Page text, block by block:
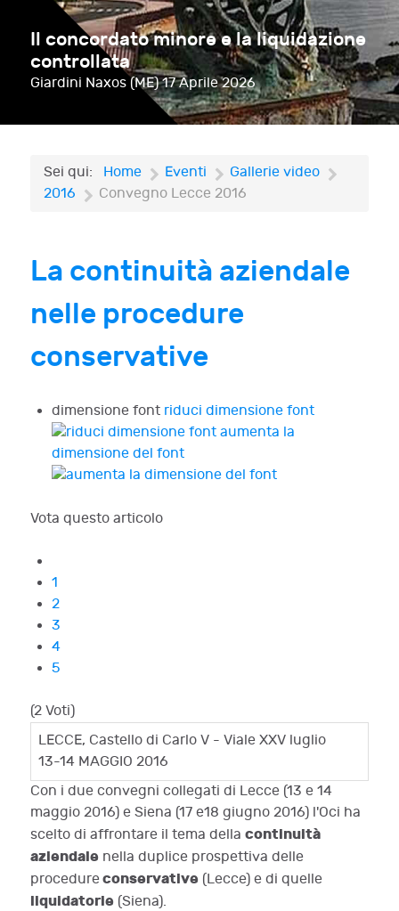
Il concordato minore e la liquidazione
controllata
Giardini Naxos (ME) 17 Aprile 2026
Sei qui: Home Eventi
Gallerie video
2016
Convegno Lecce 2016
La continuità aziendale
nelle procedure
conservative
dimensione font riduci dimensione font
aumenta la
dimensione del font
Vota questo articolo
1
2
3
4
5
(2 Voti)
LECCE, Castello di Carlo V - Viale XXV luglio
13-14 MAGGIO 2016
Con i due convegni collegati di Lecce (13 e 14
maggio 2016) e Siena (17 e18 giugno 2016) l'Oci ha
scelto di affrontare il tema della continuità
aziendale nella duplice prospettiva delle
procedureconservative (Lecce) e di quelle
liquidatorie (Siena).